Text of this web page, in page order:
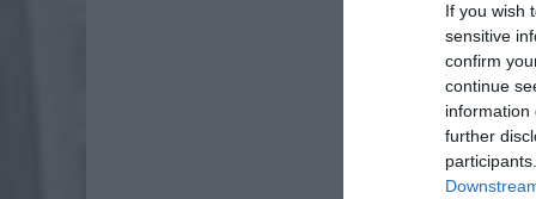
If you wish
sensitive
confirm
continue
information
further